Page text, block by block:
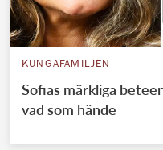
KUNGAFAMILJEN
Sofias märkliga
vad som hände